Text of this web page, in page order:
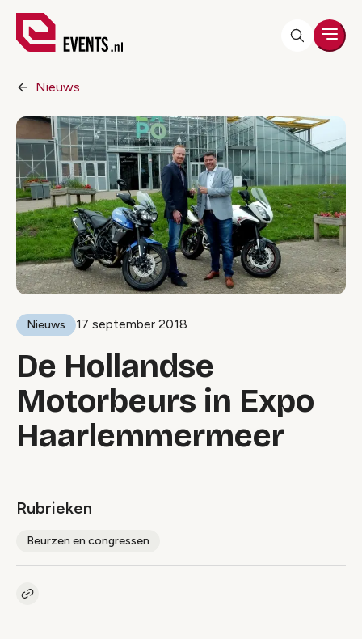
Nieuws
Nieuws 17 september 2018
De Hollandse
Motorbeurs in Expo
Haarlemmermeer
Rubrieken
Beurzen en congressen
Kopieer link naar artikel